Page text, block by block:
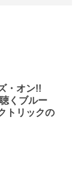
・オン!!
くブルー
トリックの